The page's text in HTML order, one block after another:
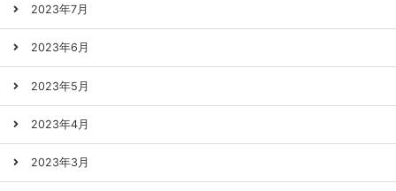
2023年7月
2023年6月
2023年5月
2023年4月
2023年3月